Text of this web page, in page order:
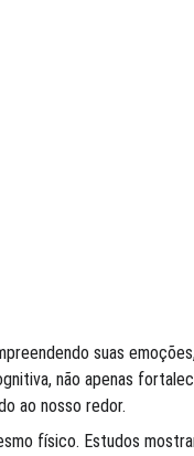
suas
não apenas
ao nosso redor.
físico. Estudos